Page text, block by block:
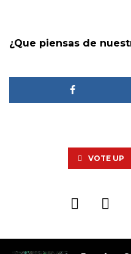
¿Que piensas de
VOTE UP